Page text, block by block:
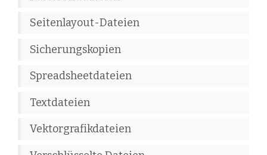
Seitenlayout-Dateien
Sicherungskopien
Spreadsheetdateien
Textdateien
Vektorgrafikdateien